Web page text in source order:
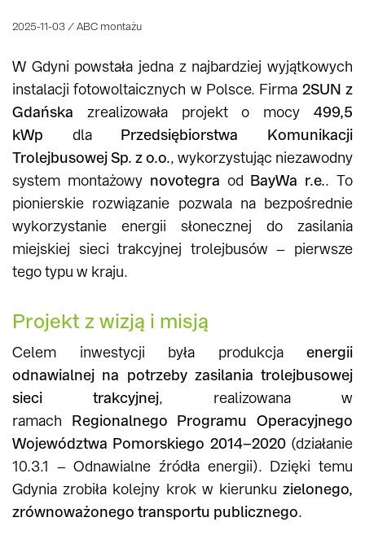
2025-11-03 / ABC montażu
W Gdyni powstała jedna z najbardziej wyjątkowych
instalacji fotowoltaicznych w Polsce. Firma 2SUN z
Gdańska zrealizowała projekt o mocy 499,5
kWp dla Przedsiębiorstwa Komunikacji
Trolejbusowej Sp. z o.o., wykorzystując niezawodny
system montażowy novotegra od BayWa r.e.. To
pionierskie rozwiązanie pozwala na bezpośrednie
wykorzystanie energii słonecznej do zasilania
miejskiej sieci trakcyjnej trolejbusów – pierwsze
tego typu w kraju.
Projekt z wizją i misją
Celem inwestycji była produkcja energii
odnawialnej na potrzeby zasilania trolejbusowej
sieci trakcyjnej, realizowana w
ramach Regionalnego Programu Operacyjnego
Województwa Pomorskiego 2014–2020(działanie
10.3.1 – Odnawialne źródła energii). Dzięki temu
Gdynia zrobiła kolejny krok w kierunku zielonego,
zrównoważonego transportu publicznego.